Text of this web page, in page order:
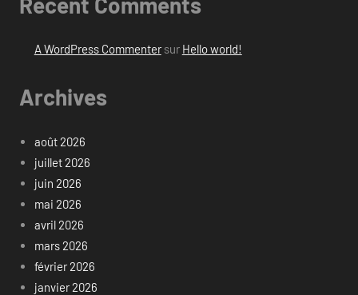
A WordPress Commentersur Hello world!
Archives
août 2026
juillet 2026
juin 2026
mai 2026
avril 2026
mars 2026
février 2026
janvier 2026